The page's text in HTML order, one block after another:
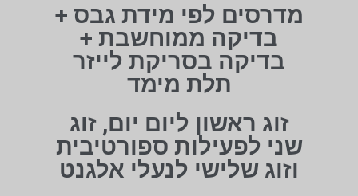
מדרסים לפי מידת גבס +
בדיקה ממוחשבת +
בדיקה בסריקת לייזר
תלת מימד
זוג ראשון ליום יום, זוג
שני לפעילות ספורטיבית
וזוג שלישי לנעלי אלגנט